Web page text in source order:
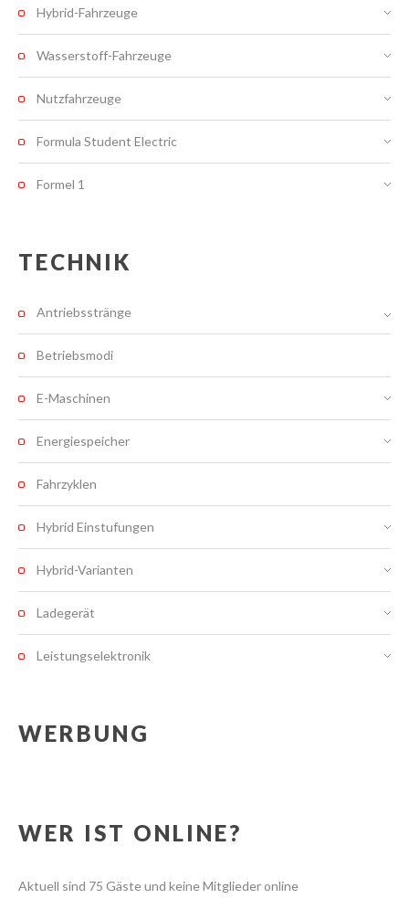
Hybrid-Fahrzeuge
Wasserstoff-Fahrzeuge
Nutzfahrzeuge
Formula Student Electric
Formel 1
TECHNIK
Antriebsstränge
Betriebsmodi
E-Maschinen
Energiespeicher
Fahrzyklen
Hybrid Einstufungen
Hybrid-Varianten
Ladegerät
Leistungselektronik
WERBUNG
WER IST ONLINE?
Aktuell sind 75 Gäste und keine Mitglieder online